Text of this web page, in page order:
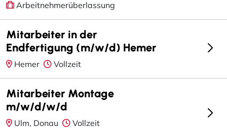
Arbeitnehmerüberlassung
Mitarbeiter in der
Endfertigung (m/w/d) Hemer
Hemer Vollzeit
Mitarbeiter Montage
m/w/d/w/d
Ulm, Donau
Vollzeit